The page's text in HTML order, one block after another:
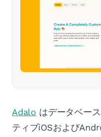
Adalo はデータベー
ティブiOSおよび